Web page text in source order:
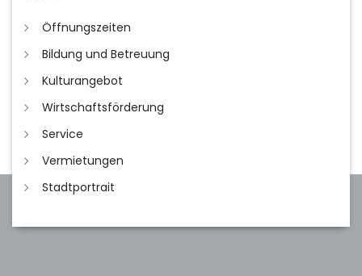
Öffnungszeiten
Bildung und Betreuung
Kulturangebot
Wirtschaftsförderung
Service
Vermietungen
Stadtportrait